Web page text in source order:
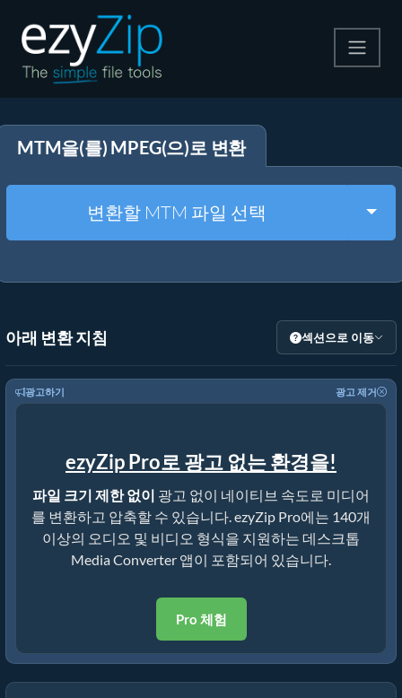
압축 해제
기타 도구
MTM을(를) MPEG(으)로 변환
변환할 MTM 파일 선택
아래 변환 지침 섹션으로 이동
광고하기 광고 제거
ezyZip Pro로 광고 없는 환경을!
파일 크기 제한 없이 광고 없이 네이티브 속도로 미디어
를 변환하고 압축할 수 있습니다. ezyZip Pro에는 140개
이상의 오디오 및 비디오 형식을 지원하는 데스크톱
Media Converter 앱이 포함되어 있습니다.
Pro 체험